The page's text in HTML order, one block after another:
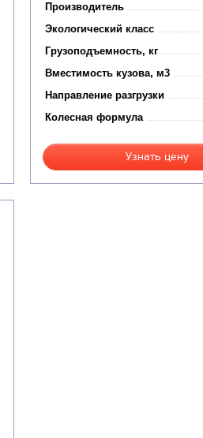
Производитель
Экологический класс
Грузоподъемность, кг
Вместимость кузова, м3
Направление разгрузки
Колесная формула
Узнать цену